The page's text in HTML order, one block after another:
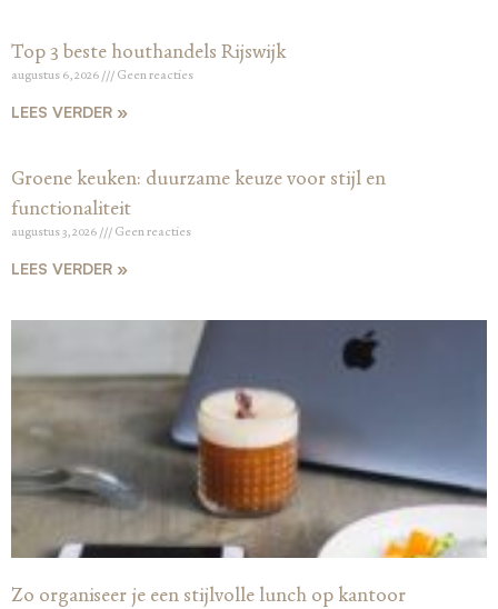
Top 3 beste houthandels Rijswijk
augustus 6, 2026 Geen reacties
LEES VERDER »
Groene keuken: duurzame keuze voor stijl en
functionaliteit
augustus 3, 2026 Geen reacties
LEES VERDER »
Zo organiseer je een stijlvolle lunch op kantoor